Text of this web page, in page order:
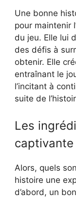
Une bonne
pour maintenir
du jeu. Elle lui
des défis à
obtenir. Elle
entraînant le
l’incitant à
suite de
Les
captivante
Alors, quels
histoire une
d’abord, un